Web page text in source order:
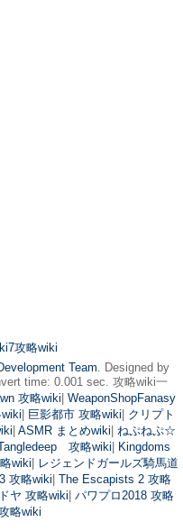
攻略wiki
Team. Designed by
time: 0.001 sec. 攻略wiki一
攻略wiki WeaponShopFanasy
巨影都市 攻略wiki クリプト
ASMR まとめwiki ねぷねぷ☆
攻略wiki
Kingdoms
wiki
レジェンドガールズ騎馬道
攻略wiki The Escapists 2 攻略
ヤ 攻略wiki パワプロ2018 攻略
略wiki